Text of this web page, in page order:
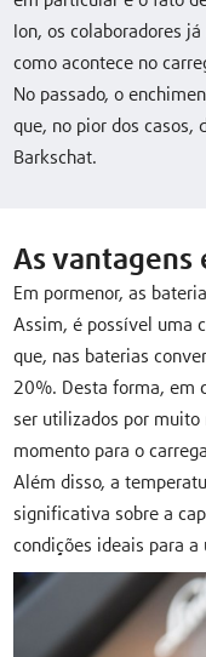
Ion, os colaboradores
como acontece no
No passado, o
que, no pior dos casos,
Barkschat.
As vantagens
Em pormenor, as
Assim, é possível uma
que, nas baterias
20%. Desta forma, em
ser utilizados por muito
momento para o
Além disso, a
significativa sobre a
condições ideais para